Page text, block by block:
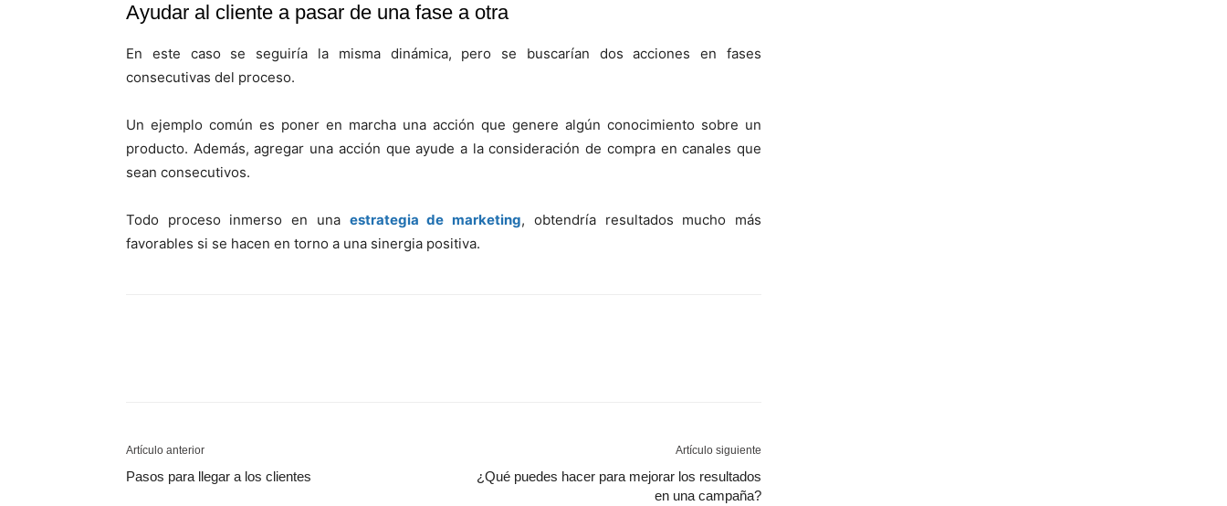
Ayudar al cliente a pasar de una fase a otra
En este caso se seguiría la misma dinámica, pero se buscarían dos acciones en fases
consecutivas del proceso.
Un ejemplo común es poner en marcha una acción que genere algún conocimiento sobre un
producto. Además, agregar una acción que ayude a la consideración de compra en canales que
sean consecutivos.
Todo proceso inmerso en una estrategia de marketing, obtendría resultados mucho más
favorables si se hacen en torno a una sinergia positiva.
Artículo anterior
Pasos para llegar a los clientes
Artículo siguiente
¿Qué puedes hacer para mejorar los resultados
en una campaña?